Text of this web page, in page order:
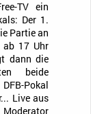
TV ein
Der 1.
Partie an
ab 17 Uhr
dann die
beide
Pokal
Live aus